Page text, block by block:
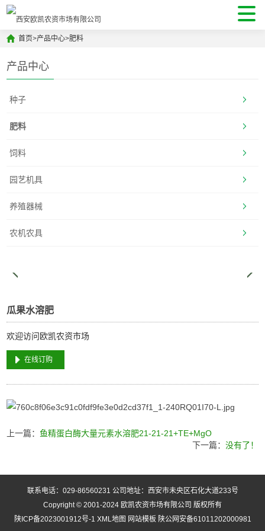
首页>产品中心>肥料
产品中心
种子
肥料
饲料
园艺机具
养殖器械
农机农具
瓜果水溶肥
欢迎访问欧凯农资市场
在线订购
上一篇： 鱼精蛋白酶大量元素水溶肥21-21-21+TE+MgO
下一篇： 没有了！
联系电话：029-86560231 公司地址：西安市未央区石化大道233号
Copyright © 2001-2024 欧凯农资市场有限公司 版权所有
陕ICP备2023001912号-1 XML地图 网站模板 陕公网安备61011202000981